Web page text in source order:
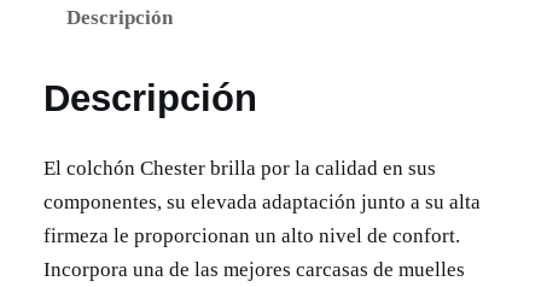
Descripción
Descripción
El colchón Chester brilla por la calidad en sus
componentes, su elevada adaptación junto a su alta
firmeza le proporcionan un alto nivel de confort.
Incorpora una de las mejores carcasas de muelles